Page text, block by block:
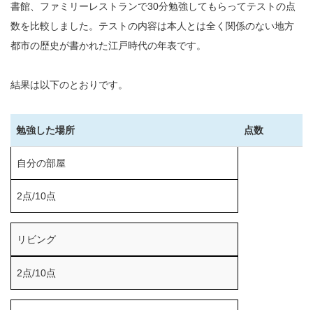
書館、ファミリーレストランで30分勉強してもらってテストの点
数を比較しました。テストの内容は本人とは全く関係のない地方
都市の歴史が書かれた江戸時代の年表です。
結果は以下のとおりです。
勉強した場所 点数
自分の部屋
2点/10点
リビング
2点/10点